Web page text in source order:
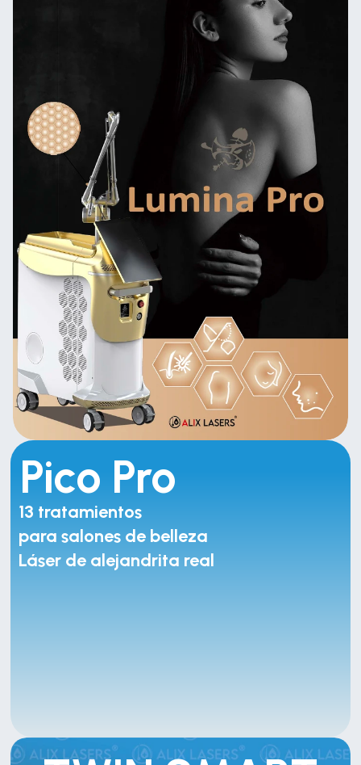
Pico Pro
13 tratamientos
para salones de belleza
Láser de alejandrita real